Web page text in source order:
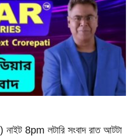
8pm লটারি সংবাদ রাত আটটা